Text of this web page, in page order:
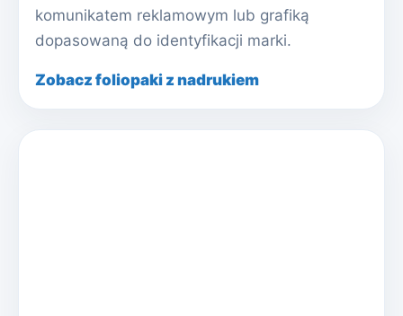
komunikatem reklamowym lub grafiką
dopasowaną do identyfikacji marki.
Zobacz foliopaki z nadrukiem